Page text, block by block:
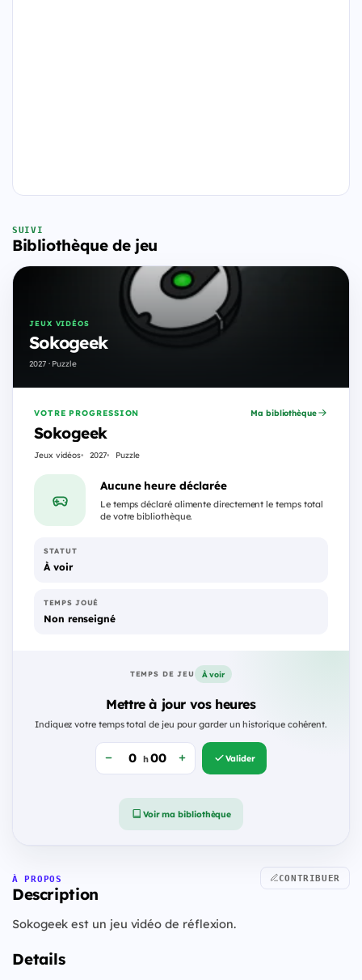
SUIVI
Bibliothèque de jeu
JEUX VIDÉOS
Sokogeek
2027 · Puzzle
VOTRE PROGRESSION
Sokogeek
Jeux vidéos 2027 Puzzle
Ma bibliothèque
Aucune heure déclarée
Le temps déclaré alimente directement le temps total
de votre bibliothèque.
STATUT
À voir
TEMPS JOUÉ
Non renseigné
TEMPS DE JEU À voir
Mettre à jour vos heures
Indiquez votre temps total de jeu pour garder un historique cohérent.
h Valider
Voir ma bibliothèque
À PROPOS
Description
CONTRIBUER
Sokogeek est un jeu vidéo de réflexion.
Details